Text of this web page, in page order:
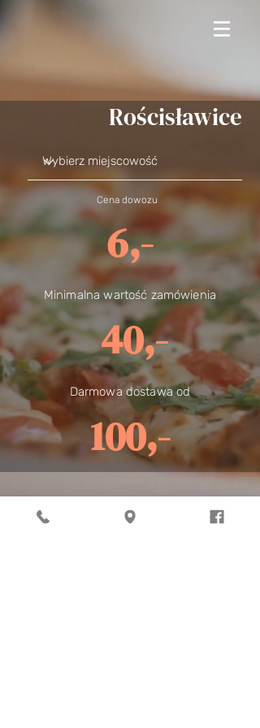
Rościsławice
Cena dowozu
6,-
Minimalna wartość zamówienia
40,-
Darmowa dostawa od
100,-